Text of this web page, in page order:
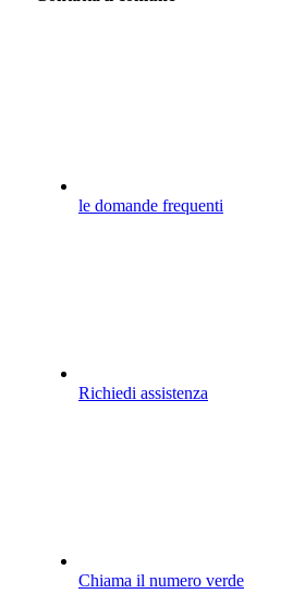
le domande frequenti
Richiedi assistenza
Chiama il numero verde